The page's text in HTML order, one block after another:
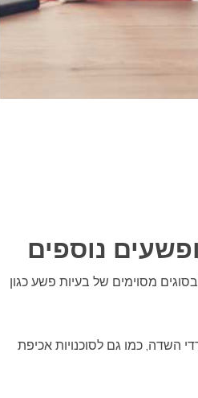
נוספים
מסוימים של בעיות פשע כגון
השדה, כמו גם לסוכנויות אכיפת